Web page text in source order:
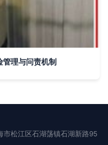
管理与问责机制
市松江区石湖荡镇石湖新路95